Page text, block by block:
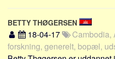
BETTY THØGERSEN
18-04-17
Cambodia,
forskning, generelt, bopæl,